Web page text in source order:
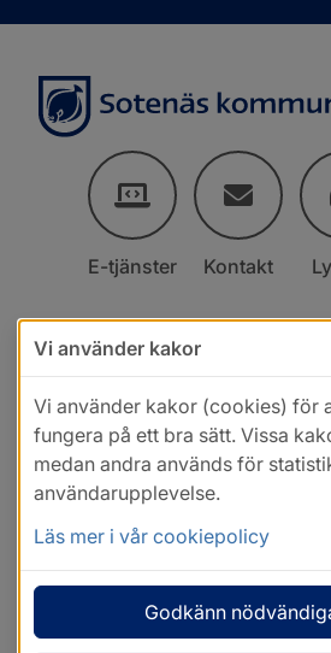
E-tjänster Kontakt
Vi använder kakor
Vi använder kakor (cookies) för
fungera på ett bra sätt. Vissa
medan andra används för
användarupplevelse.
Läs mer i vår cookiepolicy
Godkänn